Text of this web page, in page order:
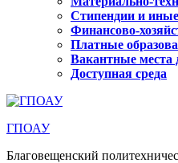
Стипендии и
Финансово-
Платные
Вакантные места
Доступная среда
ГПОАУ
Благовещенский